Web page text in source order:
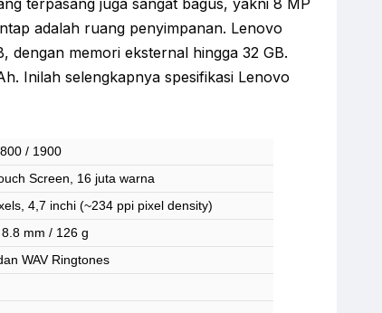
terpasang juga sangat bagus, yakni 8 MP
adalah ruang penyimpanan. Lenovo
dengan memori eksternal hingga 32 GB.
Inilah selengkapnya spesifikasi Lenovo
/ 1900
Screen, 16 juta warna
4,7 inchi (~234 ppi pixel density)
mm / 126 g
WAV Ringtones